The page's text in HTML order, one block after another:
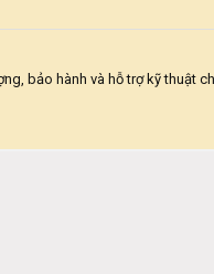
bảo hành và hỗ trợ kỹ thuật